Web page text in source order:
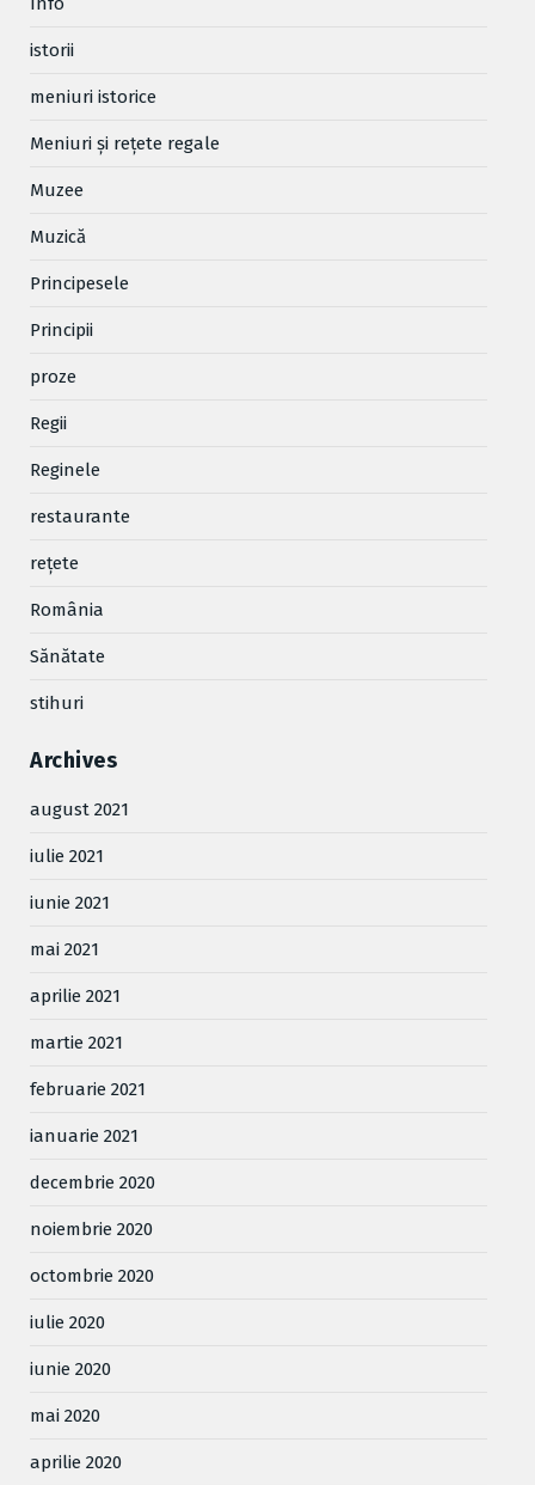
istorii
meniuri istorice
Meniuri și rețete regale
Muzee
Muzică
Principesele
Principii
proze
Regii
Reginele
restaurante
reţete
România
Sănătate
stihuri
Archives
august 2021
iulie 2021
iunie 2021
mai 2021
aprilie 2021
martie 2021
februarie 2021
ianuarie 2021
decembrie 2020
noiembrie 2020
octombrie 2020
iulie 2020
iunie 2020
mai 2020
aprilie 2020